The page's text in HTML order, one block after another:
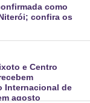
como
confira os
e Centro
Internacional de
agosto